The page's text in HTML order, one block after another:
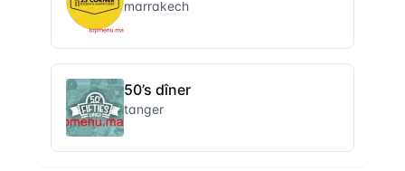
marrakech
50’s dîner
tanger